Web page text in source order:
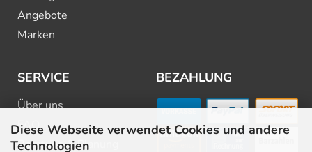
Diese Webseite verwendet Cookies und andere
Technologien
Angebote
Marken
SERVICE
Über uns
FAQ
Beratung & Planung
BEZAHLUNG